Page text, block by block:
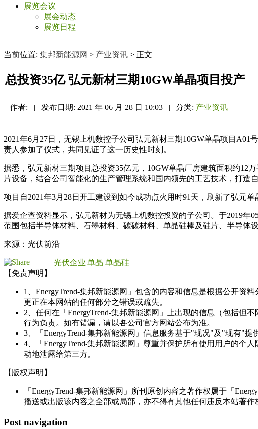
展览会议
展会动态
展览日程
当前位置: 集邦新能源网 > 产业资讯 > 正文
总投资35亿 弘元新材三期10GW单晶项目投产
作者: | 发布日期: 2021 年 06 月 28 日 10:03 | 分类: 产业资讯
2021年6月27日，无锡上机数控子公司弘元新材三期10GW单晶项目
责人参加了仪式，共同见证了这一历史性时刻。
据悉，弘元新材三期项目总投资35亿元，10GW单晶厂房建筑面积约12
片设备，结合公司智能化的生产管理系统和国内领先的工艺技术，打造
项目自2021年3月28日开工建设到如今成功点火用时91天，刷新了弘元
据爱企查资料显示，弘元新材为无锡上机数控投资的子公司。于2019
范围包括半导体材料、石墨材料、碳碳材料、单晶硅棒及硅片、半导体
来源：光伏前沿
光伏企业 单晶 单晶硅
【免责声明】
1、EnergyTrend-集邦新能源网」包含的内容和信息是根据公开资
更正在本网站的任何部分之错误或疏失。
2、任何在「EnergyTrend-集邦新能源网」上出现的信息（包括但
行为负责。如有错漏，请以各公司官方网站公布为准。
3、「EnergyTrend-集邦新能源网」信息服务基于"现况"及"现有"提
4、「EnergyTrend-集邦新能源网」尊重并保护所有使用用户的个
动地泄露给第三方。
【版权声明】
「EnergyTrend-集邦新能源网」所刊原创内容之著作权属于「
播送或出版该内容之全部或局部，亦不得有其他任何违反本站著作
Post navigation